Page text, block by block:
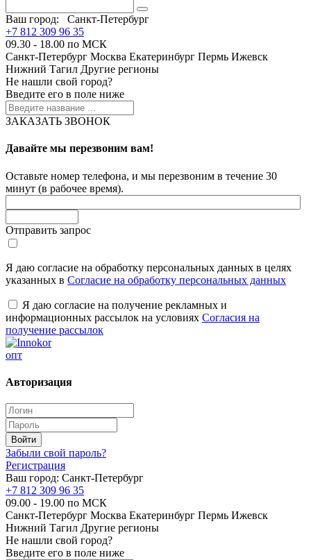
Ваш город:
Санкт-Петербург
+7 812 309 96 35
09.30 - 18.00 по МСК
Санкт-Петербург Москва Екатеринбург Пермь Ижевск
Нижний Тагил Другие регионы
Не нашли свой город?
Введите его в поле ниже
ЗАКАЗАТЬ ЗВОНОК
Давайте мы перезвоним вам!
Оставьте номер телефона, и мы перезвоним в течение 30
минут (в рабочее время).
Отправить запрос
Я даю согласие на обработку персональных данных в целях
указанных в Согласие на обработку персональных данных
Я даю согласие на получение рекламных и
информационных рассылок на условиях Согласия на
получение рассылок
опт
Авторизация
Забыли свой пароль?
Регистрация
Ваш город: Санкт-Петербург
+7 812 309 96 35
09.00 - 19.00 по МСК
Санкт-Петербург Москва Екатеринбург Пермь Ижевск
Нижний Тагил Другие регионы
Не нашли свой город?
Введите его в поле ниже